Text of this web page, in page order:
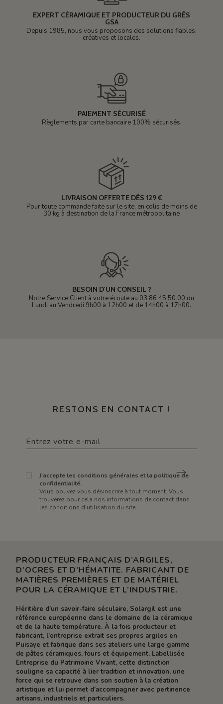
EXPERT CÉRAMIQUE ET PRODUCTEUR DU GRÈS
GSA
Depuis 1985, nous vous proposons des solutions fiables,
créatives et locales.
PAIEMENT SÉCURISÉ
Règlements par carte bancaire 100% sécurisés.
LIVRAISON OFFERTE DÈS 129 €
Pour toute commande faite sur le site, en colis de moins de
30 kg à destination de la France métropolitaine
BESOIN D'UN CONSEIL ?
Notre Service Client à votre écoute au 03 86 45 50 00 du
Lundi au Vendredi 9h00 à 12h00 et de 14h00 à 17h00.
RESTONS EN CONTACT !
J'accepte les conditions générales et la politique de
confidentialité.
Vous pouvez vous désinscrire à tout moment. Vous
trouverez pour cela nos informations de contact dans
les conditions d'utilisation du site.
PRODUCTEUR FRANÇAIS D’ARGILES,
D’OCRES ET D’HÉMATITE. FABRICANT DE
MATIÈRES PREMIÈRES ET DE MATÉRIEL
POUR LA CÉRAMIQUE ET L’INDUSTRIE.
Héritière d’un savoir-faire séculaire, Solargil est une
référence européenne dans le domaine de la céramique
et de la haute température. À la fois producteur et
fabricant, l’entreprise extrait ses propres argiles en
Puisaye et fabrique dans ses ateliers une large gamme
de pâtes céramiques, fours et équipement. Labellisée
Entreprise du Patrimoine Vivant, cette distinction
souligne sa capacité à lier tradition et innovation, une
force qui se retrouve dans son soutien à la création
artistique et lui permet d’accompagner avec pertinence
artisans, industriels et particuliers.